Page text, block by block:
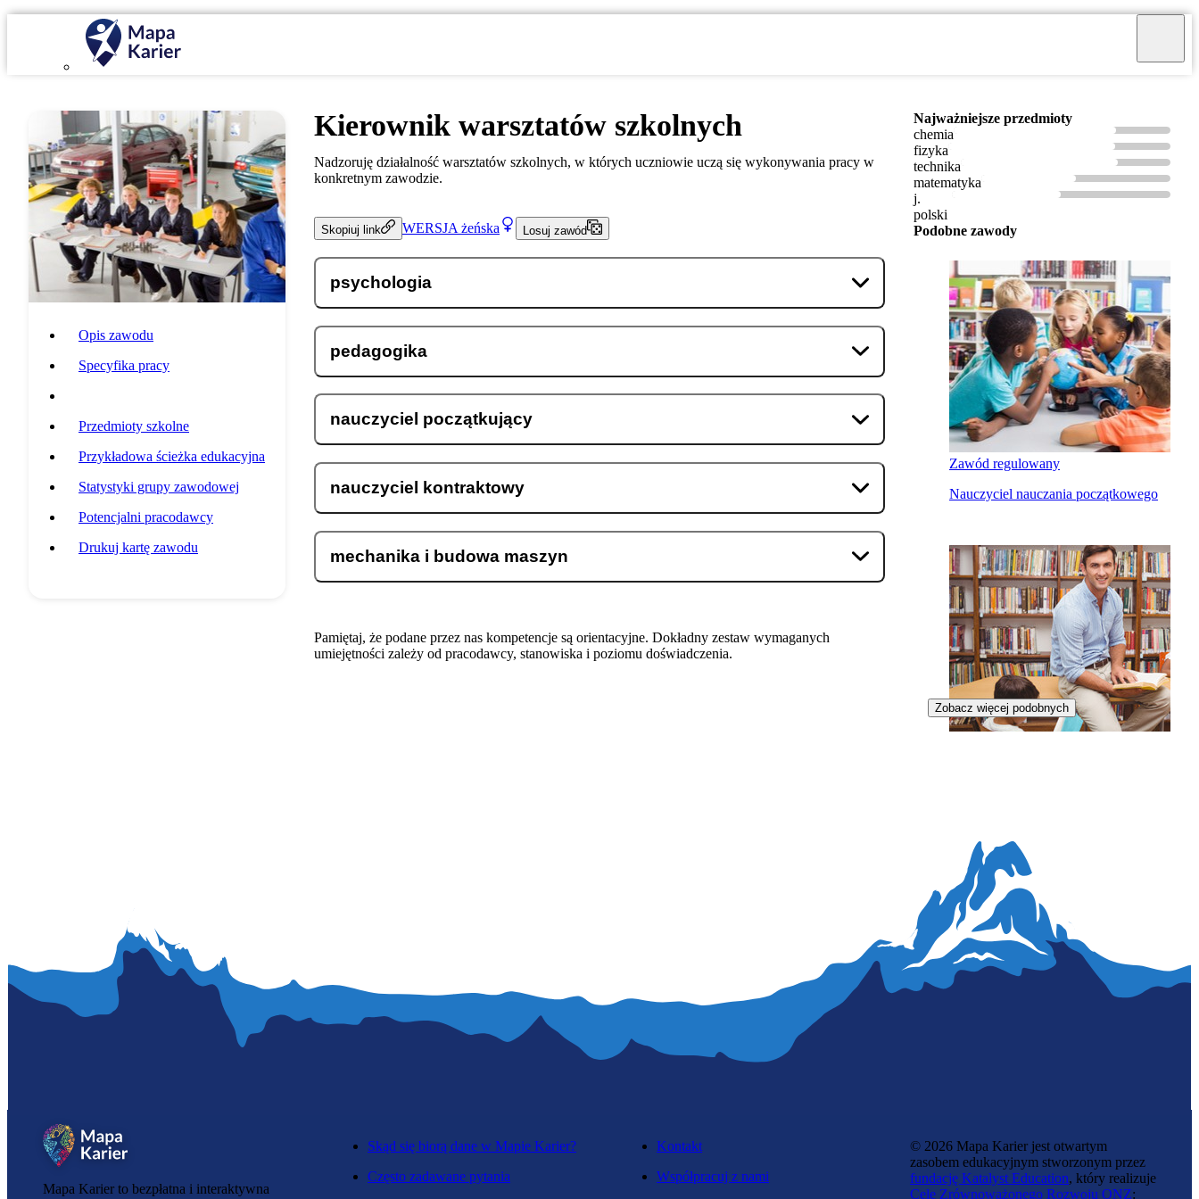
Opis zawodu
Specyfika pracy
Przedmioty szkolne
Przykładowa ścieżka edukacyjna
Statystyki grupy zawodowej
Potencjalni pracodawcy
Drukuj kartę zawodu
Kierownik warsztatów szkolnych
Nadzoruję działalność warsztatów szkolnych, w których uczniowie uczą się wykonywania pracy w
konkretnym zawodzie.
Skopiuj link WERSJA żeńska Losuj zawód
psychologia
pedagogika
nauczyciel początkujący
nauczyciel kontraktowy
mechanika i budowa maszyn
Pamiętaj, że podane przez nas kompetencje są orientacyjne. Dokładny zestaw wymaganych
umiejętności zależy od pracodawcy, stanowiska i poziomu doświadczenia.
Najważniejsze przedmioty
chemia
fizyka
technika
matematyka
j.
polski
Podobne zawody
Zawód regulowany
Nauczyciel nauczania początkowego
Zobacz więcej podobnych
Mapa Karier to bezpłatna i interaktywna
Skąd się biorą dane w Mapie Karier?
Często zadawane pytania
Kontakt
Współpracuj z nami
© 2026 Mapa Karier jest otwartym
zasobem edukacyjnym stworzonym przez
fundację Katalyst Education, który realizuje
Cele Zrównoważonego Rozwoju ONZ: